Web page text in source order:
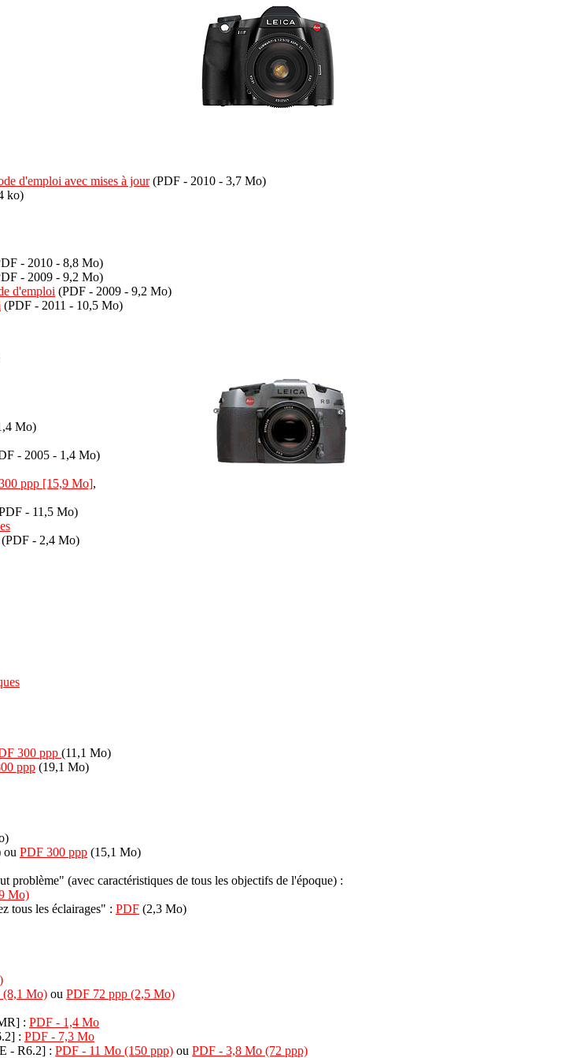
d'emploi avec mises à jour(PDF - 2010 - 3,7 Mo)
ko)
- 2010 - 8,8 Mo)
- 2009 - 9,2 Mo)
d'emploi (PDF - 2009 - 9,2 Mo)
(PDF - 2011 - 10,5 Mo)
Mo)
- 2005 - 1,4 Mo)
ppp [15,9 Mo],
- 11,5 Mo)
(PDF - 2,4 Mo)
300 ppp (11,1 Mo)
ppp (19,1 Mo)
ou PDF 300 ppp (15,1 Mo)
problème" (avec caractéristiques de tous les objectifs de l'époque) :
Mo)
tous les éclairages" : PDF (2,3 Mo)
(8,1 Mo) ou PDF 72 ppp (2,5 Mo)
: PDF - 1,4 Mo
: PDF - 7,3 Mo
- R6.2] : PDF - 11 Mo (150 ppp) ou PDF - 3,8 Mo (72 ppp)